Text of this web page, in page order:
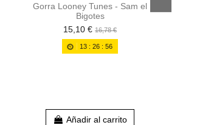
Gorra Looney Tunes - Sam el
Bigotes
15,10 € 16,78 €
13 :26 :56
Añadir al carrito